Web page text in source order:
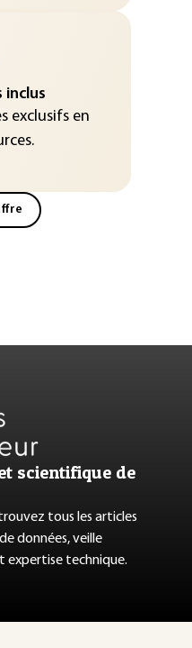
inclus
exclusifs en
scientifique de
tous les articles
données, veille
expertise technique.